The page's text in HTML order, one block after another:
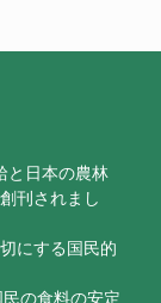
と日本の農林
刊されまし
にする国民的
の食料の安定